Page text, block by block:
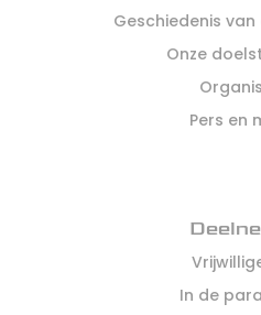
Geschiedenis van
Onze
Pers en
In de